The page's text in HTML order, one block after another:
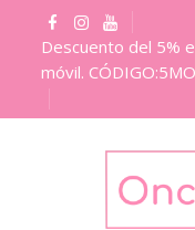
Descuento del 5%
móvil.